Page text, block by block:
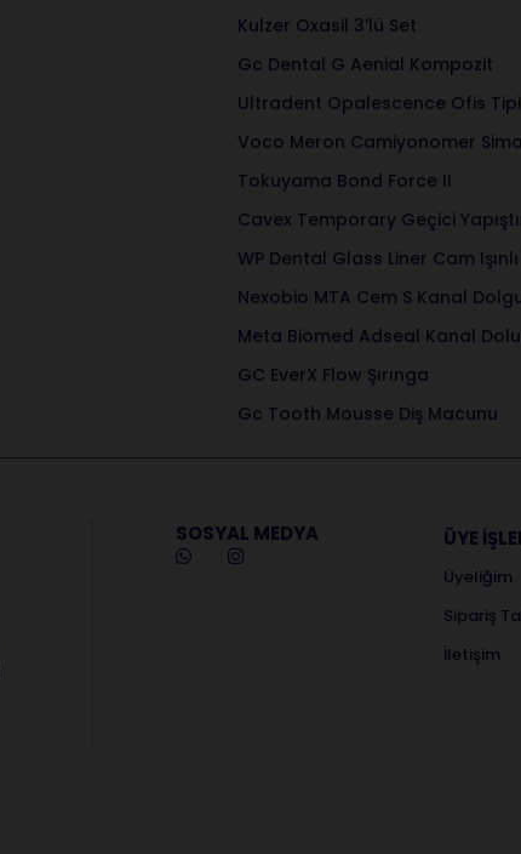
Kulzer Oxasil 3'lü Set
Gc Dental G Aenial Kompozit
Ultradent Opalescence Ofis
Voco Meron Camiyonomer
Tokuyama Bond Force II
Cavex Temporary Geçici
WP Dental Glass Liner Cam
Nexobio MTA Cem S Kanal
Meta Biomed Adseal Kanal
GC EverX Flow Şırınga
Gc Tooth Mousse Diş Macunu
SOSYAL MEDYA ÜYE
Üyeliğim
Sipariş
İletişim